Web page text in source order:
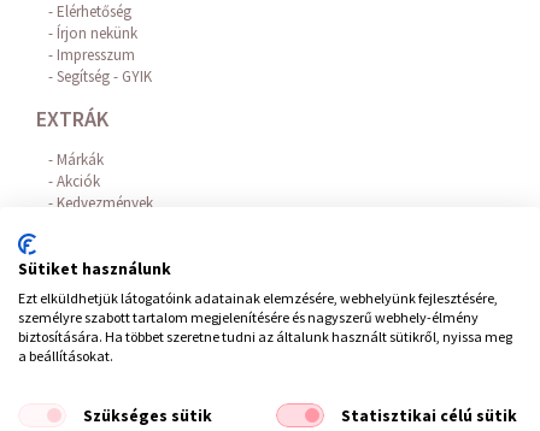
Elérhetőség
Írjon nekünk
Impresszum
Segítség - GYIK
EXTRÁK
Márkák
Akciók
Kedvezmények
FIÓKOM
Belépés / Regisztráció
Hírlevél feliratkozás
Sütiket használunk
Ezt elküldhetjük látogatóink adatainak elemzésére, webhelyünk fejlesztésére,
személyre szabott tartalom megjelenítésére és nagyszerű webhely-élmény
biztosítására. Ha többet szeretne tudni az általunk használt sütikről, nyissa meg
a beállításokat.
Szükséges sütik Statisztikai célú sütik